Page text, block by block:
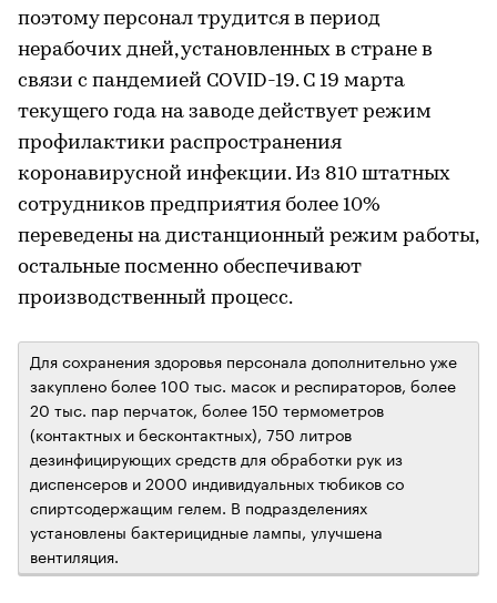
поэтому персонал трудится в период
нерабочих дней, установленных в стране в
связи с пандемией COVID-19. С 19 марта
текущего года на заводе действует режим
профилактики распространения
коронавирусной инфекции. Из 810 штатных
сотрудников предприятия более 10%
переведены на дистанционный режим работы,
остальные посменно обеспечивают
производственный процесс.
Для сохранения здоровья персонала дополнительно уже
закуплено более 100 тыс. масок и респираторов, более
20 тыс. пар перчаток, более 150 термометров
(контактных и бесконтактных), 750 литров
дезинфицирующих средств для обработки рук из
диспенсеров и 2000 индивидуальных тюбиков со
спиртсодержащим гелем. В подразделениях
установлены бактерицидные лампы, улучшена
вентиляция.